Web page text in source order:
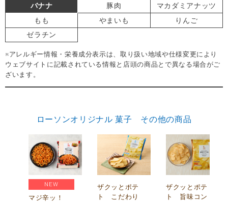
バナナ
豚肉
マカダミアナッツ
もも
やまいも
りんご
ゼラチン
※アレルギー情報・栄養成分表示は、取り扱い地域や仕様変更により
ウェブサイトに記載されている情報と店頭の商品とで異なる場合がご
ざいます。
ローソンオリジナル 菓子 その他の商品
NEW
マジ辛ッ！
ザクッとポテ
ト こだわり
ザクッとポテ
ト 旨味コン